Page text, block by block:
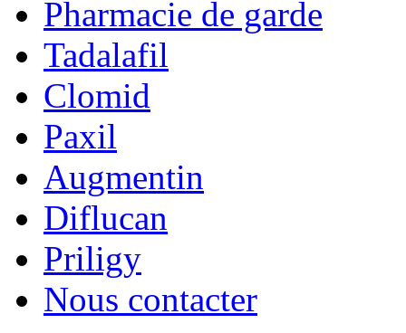
Pharmacie de garde
Tadalafil
Clomid
Paxil
Augmentin
Diflucan
Priligy
Nous contacter